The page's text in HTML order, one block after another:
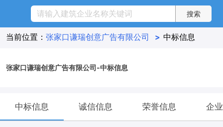
当前位置： 张家口谦瑞创意广告有限公司 > 中标信息
张家口谦瑞创意广告有限公司-中标信息
中标信息 诚信信息 荣誉信息 企